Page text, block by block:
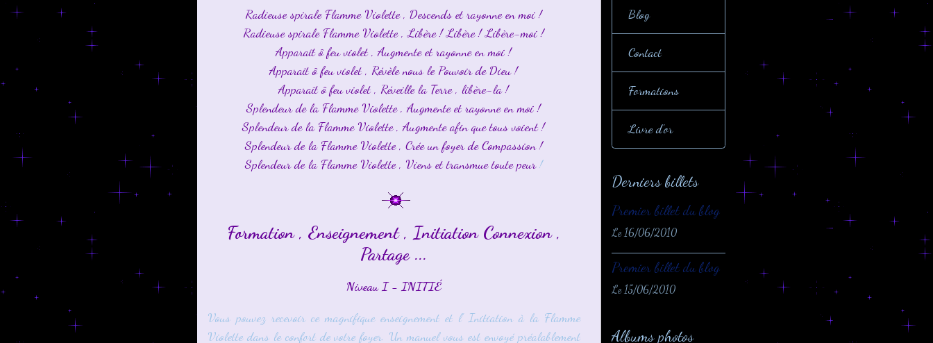
Radieuse spirale Flamme Violette , Descends et rayonne en moi !
Radieuse spirale Flamme Violette , Libère ! Libère ! Libère-moi !
Apparaît ô feu violet , Augmente et rayonne en moi !
Apparaît ô feu violet , Révèle nous le Pouvoir de Dieu !
Apparaît ô feu violet , Réveille la Terre , libère-la !
Splendeur de la Flamme Violette , Augmente et rayonne en moi !
Splendeur de la Flamme Violette , Augmente afin que tous voient !
Splendeur de la Flamme Violette , Crée un foyer de Compassion !
Splendeur de la Flamme Violette , Viens et transmue toute peur!
Formation , Enseignement , Initiation Connexion ,
Partage ...
Niveau I - INITIÉ
Vous pouvez recevoir ce magnifique enseignement et l' Initiation à la Flamme
Violette dans le confort de votre foyer. Un manuel vous est envoyé préalablement
Blog
Contact
Formations
Livre d'or
Derniers billets
Premier billet du blog
Le 16/06/2010
Premier billet du blog
Le 15/06/2010
Albums photos